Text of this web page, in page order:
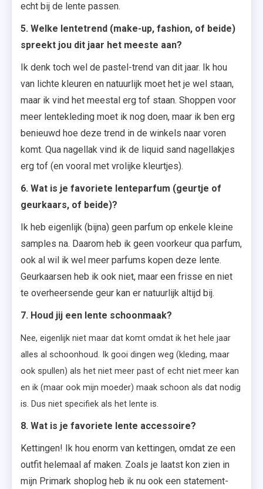
echt bij de lente passen.
5. Welke lentetrend (make-up, fashion, of beide)
spreekt jou dit jaar het meeste aan?
Ik denk toch wel de pastel-trend van dit jaar. Ik hou
van lichte kleuren en natuurlijk moet het je wel staan,
maar ik vind het meestal erg tof staan. Shoppen voor
meer lentekleding moet ik nog doen, maar ik ben erg
benieuwd hoe deze trend in de winkels naar voren
komt. Qua nagellak vind ik de liquid sand nagellakjes
erg tof (en vooral met vrolijke kleurtjes).
6. Wat is je favoriete lenteparfum (geurtje of
geurkaars, of beide)?
Ik heb eigenlijk (bijna) geen parfum op enkele kleine
samples na. Daarom heb ik geen voorkeur qua parfum,
ook al wil ik wel meer parfums kopen deze lente.
Geurkaarsen heb ik ook niet, maar een frisse en niet
te overheersende geur kan er natuurlijk altijd bij.
7. Houd jij een lente schoonmaak?
Nee, eigenlijk niet maar dat komt omdat ik het hele jaar
alles al schoonhoud. Ik gooi dingen weg (kleding, maar
ook spullen) als het niet meer past of echt niet meer kan
en ik (maar ook mijn moeder) maak schoon als dat nodig
is. Dus niet specifiek als het lente is.
8. Wat is je favoriete lente accessoire?
Kettingen! Ik hou enorm van kettingen, omdat ze een
outfit helemaal af maken. Zoals je laatst kon zien in
mijn Primark shoplog heb ik nu ook een statement-